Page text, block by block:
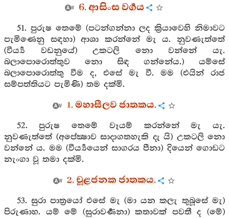
6. ආසිංස වර්‍ගය
51. පුරුෂ තෙමේ (පටන්ගන්නා ලද ක්‍රියාවෙහි නිමාවට
පැමිණෙනු සඳහා) ආශා කරන්නේ මැ ය. නුවණැත්තේ
(වීර්‍ය්‍ය වඩනුයේ) උකටලි නො වන්නේ යැ.
බලාපොරොත්තුව නො සිඳ ගන්නේය.) යම්සේ
බලාපොරොත්තු වීම ද, එසේ මැ වී. මම (එයින් රාජ
සම්පත්තියට පැමිණි) තම දක්මි.
1. මහාසීලව ජාතකය.
52. පුරුෂ තෙමේ වෑයම් කරන්නේ මැ යැ.
නුවණැත්තේ (අපේක්‍ෂාව සාදාගතහැකි දැ යි) උකටලි නො
වන්නේ ය. මම (වීර්‍ය්‍යයෙන් සාගරය පීනා) දියෙන් ගොඩට
නැංගා වූ තමා දක්මි.
2. චූළජනක ජාතකය.
53. සුරා පාත්‍රයෝ එසේ මැ (මා යන කලැ තුබූසේ මැ)
පිරුණාහ. යම් මේ (සුරාවර්‍ණනා) කතාවක් පවතී ද (මේ)